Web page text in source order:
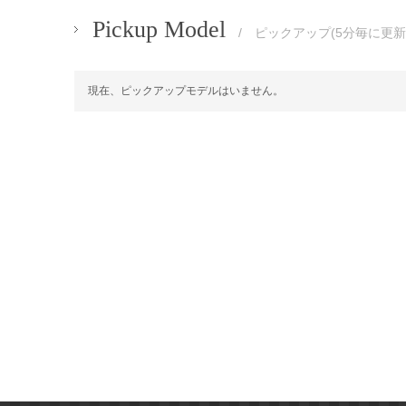
Pickup Model / ピックアップ(5分毎に更
現在、ピックアップモデルはいません。